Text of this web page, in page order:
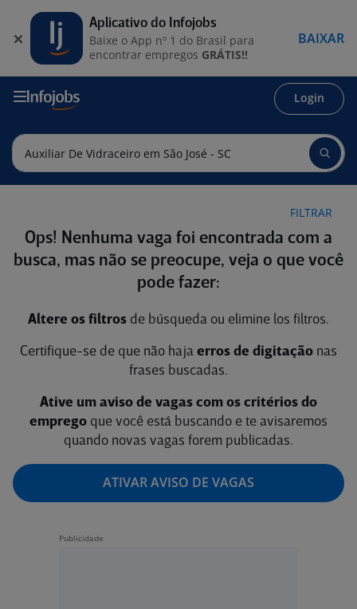
Login
FILTRAR
Ops! Nenhuma vaga foi encontrada com a
busca, mas não se preocupe, veja o que você
pode fazer:
Altere os filtros de búsqueda ou elimine los filtros.
Certifique-se de que não haja erros de digitação nas
frases buscadas.
Ative um aviso de vagas com os critérios do
emprego que você está buscando e te avisaremos
quando novas vagas forem publicadas.
ATIVAR AVISO DE VAGAS
Aplicativo do Infojobs
Baixe o App nº 1 do Brasil para
encontrar empregos GRÁTIS!!
BAIXAR